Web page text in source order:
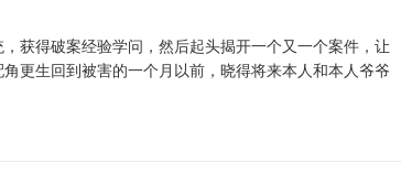
得破案经验学问，然后起头揭开一个又一个案件，让
生回到被害的一个月以前，晓得将来本人和本人爷爷